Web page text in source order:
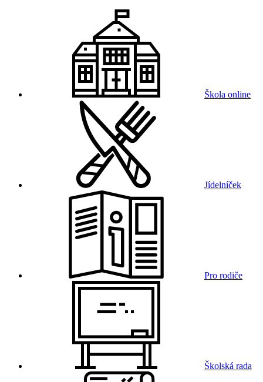
Škola online
Jídelníček
Pro rodiče
Školská rada